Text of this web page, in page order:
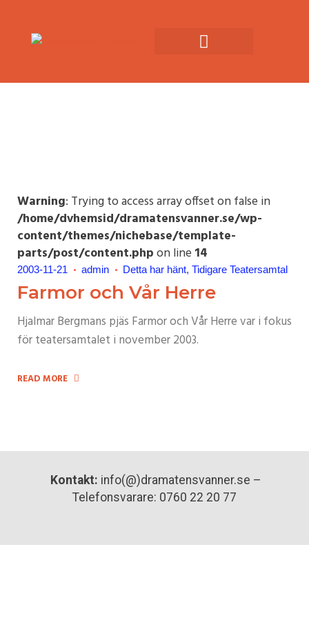
Warning: Trying to access array offset on false in
/home/dvhemsid/dramatensvanner.se/wp-
content/themes/nichebase/template-
parts/post/content.phpon line 14
2003-11-21 admin Detta har hänt Tidigare Teatersamtal
Farmor och Vår Herre
Hjalmar Bergmans pjäs Farmor och Vår Herre var i fokus
för teatersamtalet i november 2003.
READ MORE
Kontakt: info(@)dramatensvanner.se –
Telefonsvarare: 0760 22 20 77